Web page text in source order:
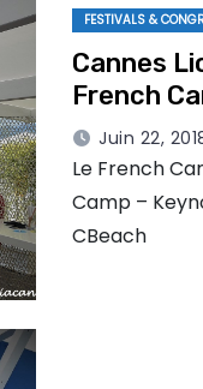
FESTIVALS &
Cannes
French
Juin 22,
Le French
Camp –
CBeach